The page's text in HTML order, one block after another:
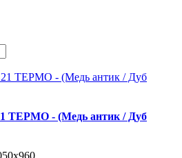
- (Медь антик / Дуб